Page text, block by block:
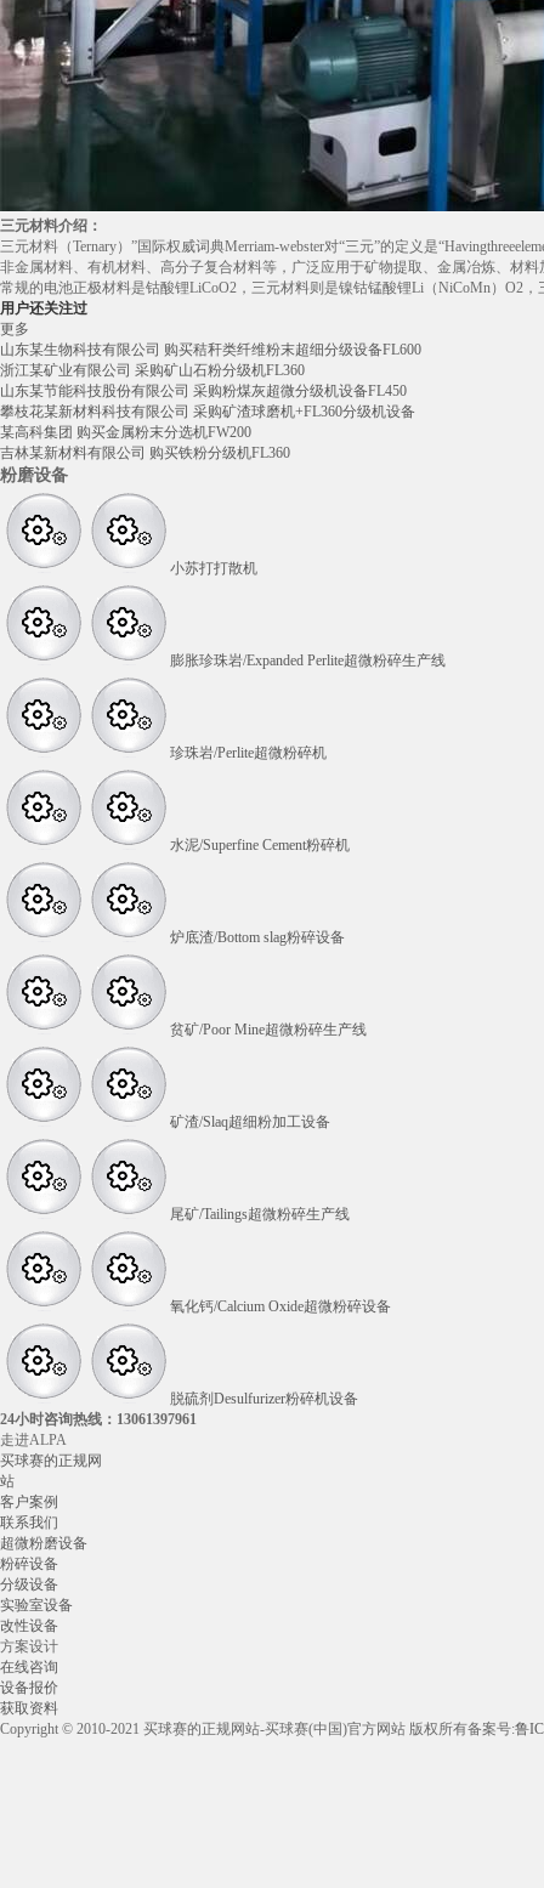
三元材料介绍：
三元材料（Ternary）”国际权威词典Merriam-webster对“三元”的定义是
非金属材料、有机材料、高分子复合材料等，广泛应用于矿物提取、金属冶炼、材
常规的电池正极材料是钴酸锂LiCoO2，三元材料则是镍钴锰酸锂Li（NiCoMn）O2
用户还关注过
更多
山东某生物科技有限公司 购买秸秆类纤维粉末超细分级设备FL600
浙江某矿业有限公司 采购矿山石粉分级机FL360
山东某节能科技股份有限公司 采购粉煤灰超微分级机设备FL450
攀枝花某新材料科技有限公司 采购矿渣球磨机+FL360分级机设备
某高科集团 购买金属粉末分选机FW200
吉林某新材料有限公司 购买铁粉分级机FL360
粉磨设备
小苏打打散机
膨胀珍珠岩/Expanded Perlite超微粉碎生产线
珍珠岩/Perlite超微粉碎机
水泥/Superfine Cement粉碎机
炉底渣/Bottom slag粉碎设备
贫矿/Poor Mine超微粉碎生产线
矿渣/Slaq超细粉加工设备
尾矿/Tailings超微粉碎生产线
氧化钙/Calcium Oxide超微粉碎设备
脱硫剂Desulfurizer粉碎机设备
24小时咨询热线： 13061397961
走进ALPA
买球赛的正规网
站
客户案例
联系我们
超微粉磨设备
粉碎设备
分级设备
实验室设备
改性设备
方案设计
在线咨询
设备报价
获取资料
Copyright © 2010-2021 买球赛的正规网站-买球赛(中国)官方网站 版权所有备案号:鲁